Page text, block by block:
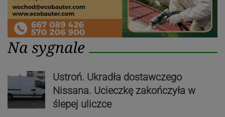
Na sygnale
Ustroń. Ukradła dostawczego
Nissana. Ucieczkę zakończyła w
ślepej uliczce